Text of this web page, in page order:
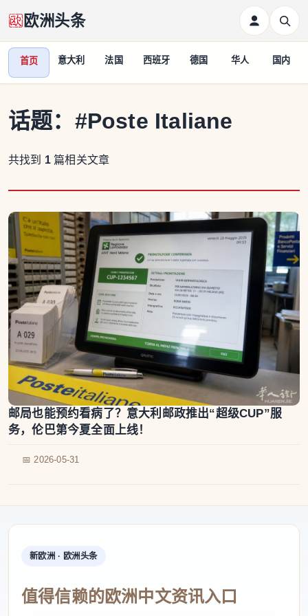
欧洲头条
首页 意大利 法国 西班牙 德国 华人 国内
话题： #Poste Italiane
共找到 1 篇相关文章
邮局也能预约看病了？意大利邮政推出“超级CUP”服
务，伦巴第今夏全面上线！
📅 2026-05-31
新欧洲 · 欧洲头条
值得信赖的欧洲中文资讯入口